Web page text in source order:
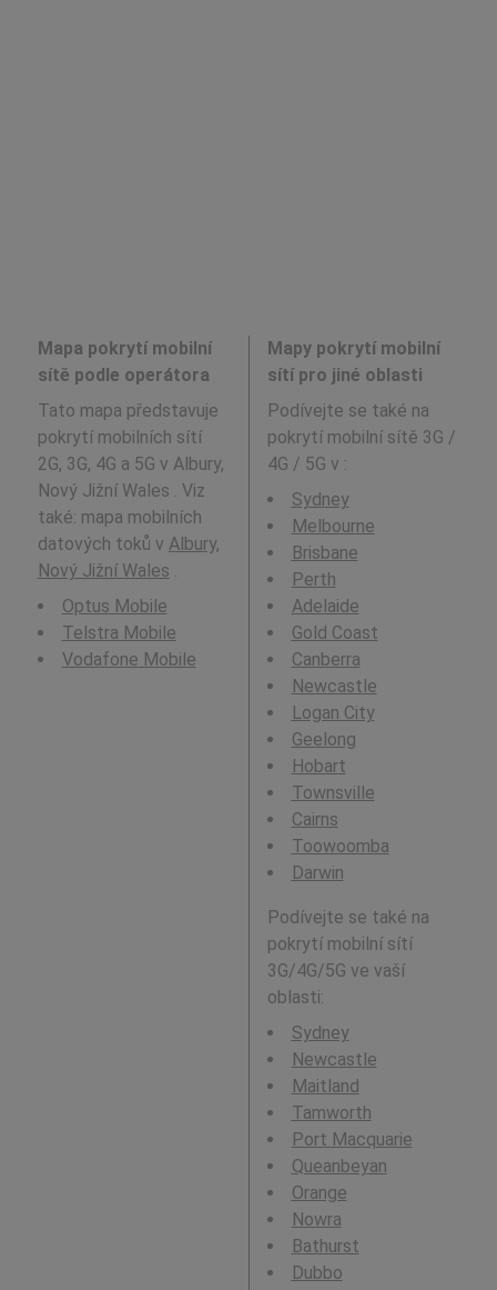
Mapa pokrytí mobilní
sítě podle operátora
Tato mapa představuje
pokrytí mobilních sítí
2G, 3G, 4G a 5G v Albury,
Nový Jižní Wales . Viz
také: mapa mobilních
datových toků v Albury,
Nový Jižní Wales .
Optus Mobile
Telstra Mobile
Vodafone Mobile
Mapy pokrytí mobilní
sítí pro jiné oblasti
Podívejte se také na
pokrytí mobilní sítě 3G /
4G / 5G v :
Sydney
Melbourne
Brisbane
Perth
Adelaide
Gold Coast
Canberra
Newcastle
Logan City
Geelong
Hobart
Townsville
Cairns
Toowoomba
Darwin
Podívejte se také na
pokrytí mobilní sítí
3G/4G/5G ve vaší
oblasti:
Sydney
Newcastle
Maitland
Tamworth
Port Macquarie
Queanbeyan
Orange
Nowra
Bathurst
Dubbo